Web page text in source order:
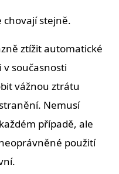
chovají stejně.
ztížit automatické
současnosti
vážnou ztrátu
Nemusí
případě, ale
použití